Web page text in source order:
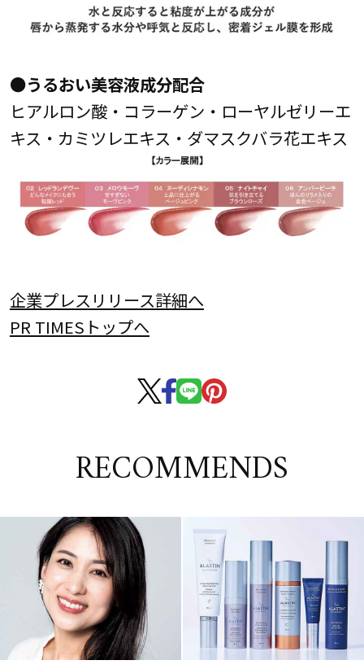
●うるおい美容液成分配合
ヒアルロン酸・コラーゲン・ローヤルゼリーエ
キス・カミツレエキス・ダマスクバラ花エキス
企業プレスリリース詳細へ
PR TIMESトップへ
RECOMMENDS